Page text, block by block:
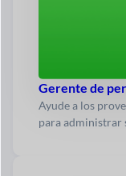
Gerente de
Ayude a los
para administrar